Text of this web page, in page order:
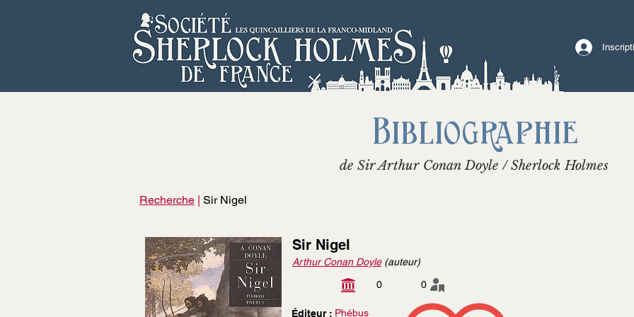
Bibliographie
de Sir Arthur Conan Doyle / Sherlock Holmes
Recherche | Sir Nigel
Sir Nigel
Arthur Conan Doyle(auteur)
0
0
Éditeur : Phébus